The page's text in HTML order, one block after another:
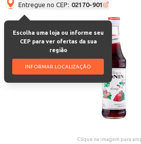
Entregue no CEP: 02170-901
Escolha uma loja ou informe seu
CEP para ver ofertas da sua
região
INFORMAR LOCALIZAÇÃO
Clique na imagem para